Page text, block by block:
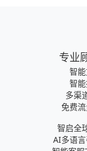
壮，自己研发了
卖家又做的建站
CVR，但是也因
8：Shopline香
和台湾市场，欧
尤其是插件和网
中用，跟国内的
家在用。9：
打按月扣费，一
操作，大有跟
专业
智
智
多渠
免费
智启全
AI多语